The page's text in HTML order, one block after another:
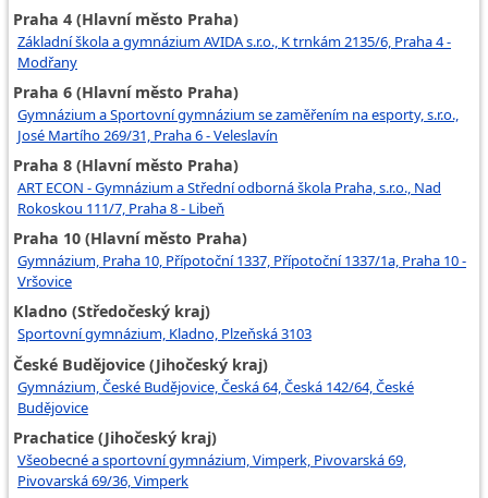
Praha 4 (Hlavní město Praha)
Základní škola a gymnázium AVIDA s.r.o., K trnkám 2135/6, Praha 4 -
Modřany
Praha 6 (Hlavní město Praha)
Gymnázium a Sportovní gymnázium se zaměřením na esporty, s.r.o.,
José Martího 269/31, Praha 6 - Veleslavín
Praha 8 (Hlavní město Praha)
ART ECON - Gymnázium a Střední odborná škola Praha, s.r.o., Nad
Rokoskou 111/7, Praha 8 - Libeň
Praha 10 (Hlavní město Praha)
Gymnázium, Praha 10, Přípotoční 1337, Přípotoční 1337/1a, Praha 10 -
Vršovice
Kladno (Středočeský kraj)
Sportovní gymnázium, Kladno, Plzeňská 3103
České Budějovice (Jihočeský kraj)
Gymnázium, České Budějovice, Česká 64, Česká 142/64, České
Budějovice
Prachatice (Jihočeský kraj)
Všeobecné a sportovní gymnázium, Vimperk, Pivovarská 69,
Pivovarská 69/36, Vimperk